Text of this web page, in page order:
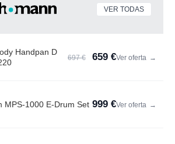
VER TODAS
Handpan D
697 € 659 €Ver oferta →
MPS-1000 E-Drum Set 999 €Ver oferta →